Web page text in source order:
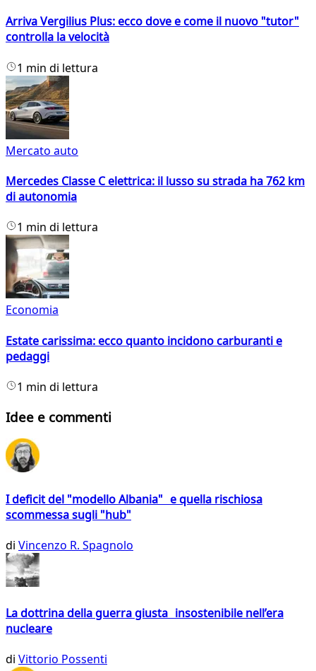
Arriva Vergilius Plus: ecco dove e come il nuovo "tutor"
controlla la velocità
1 min di lettura
Mercato auto
Mercedes Classe C elettrica: il lusso su strada ha 762 km
di autonomia
1 min di lettura
Economia
Estate carissima: ecco quanto incidono carburanti e
pedaggi
1 min di lettura
Idee e commenti
I deficit del "modello Albania" e quella rischiosa
scommessa sugli "hub"
di Vincenzo R. Spagnolo
La dottrina della guerra giusta insostenibile nell’era
nucleare
di Vittorio Possenti